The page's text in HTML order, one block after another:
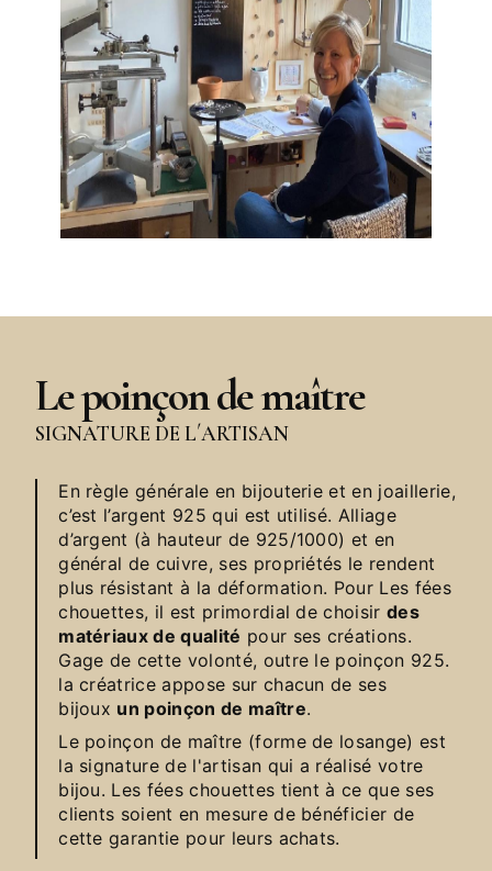
Le poinçon de maître
SIGNATURE DE L´ARTISAN
En règle générale en bijouterie et en joaillerie,
c’est l’argent 925 qui est utilisé. Alliage
d’argent (à hauteur de 925/1000) et en
général de cuivre, ses propriétés le rendent
plus résistant à la déformation. Pour Les fées
chouettes, il est primordial de choisir des
matériaux de qualité pour ses créations.
Gage de cette volonté, outre le poinçon 925.
la créatrice appose sur chacun de ses
bijoux un poinçon de maître.
Le poinçon de maître (forme de losange) est
la signature de l'artisan qui a réalisé votre
bijou. Les fées chouettes tient à ce que ses
clients soient en mesure de bénéficier de
cette garantie pour leurs achats.